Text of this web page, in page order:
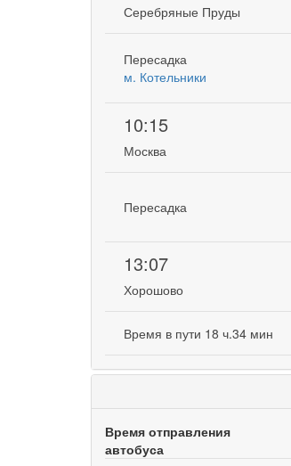
Серебряные Пруды
Пересадка
м. Котельники
10:15
Москва
Пересадка
13:07
Хорошово
Время в пути 18 ч.34 мин
Время отправления
автобуса